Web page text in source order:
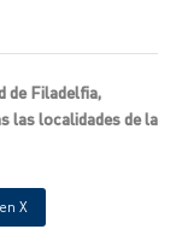
de Filadelfia,
las localidades de la
X